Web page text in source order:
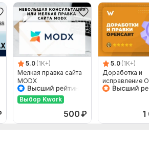
Доработка сайта
5.0 (1K+)
Мелкая правка сайта
MODX
Выбор Kwork
500 ₽
5.0 (1K+)
Доработка и
исправление